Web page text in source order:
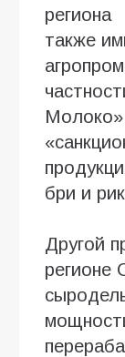
региона
также
Молоко»
бри и
Другой
регионе